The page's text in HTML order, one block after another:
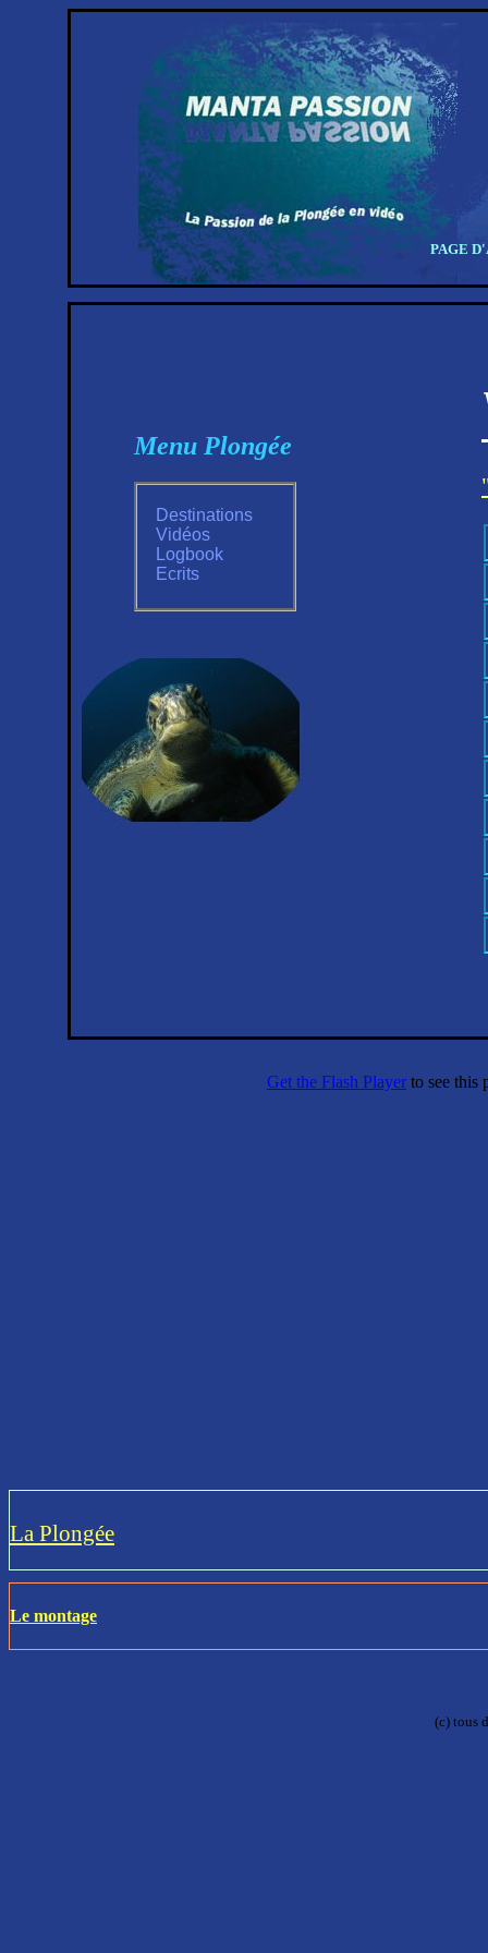
PAGE
Menu Plongée
Destinations
Vidéos
Logbook
Ecrits
Get the Flash Player to see this
La Plongée
Le montage
(c) tous